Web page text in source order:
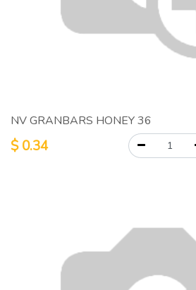
NV GRANBARS HONEY 36
$0.34